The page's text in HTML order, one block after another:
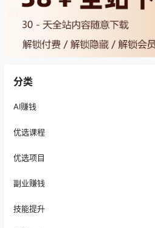
分类
AI赚钱
优选课程
优选项目
副业赚钱
技能提升